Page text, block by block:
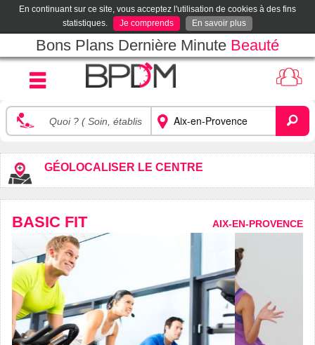
En continuant sur ce site, vous acceptez l'utilisation de cookies à des fins
statistiques.
Je comprends En savoir plus
Bons Plans Dernière Minute Beauté
GÉOLOCALISER LE CENTRE
BASIC FIT AIX-EN-PROVENCE